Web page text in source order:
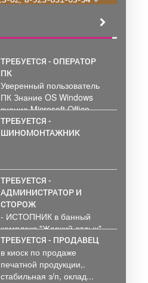
ТРЕБУЕТСЯ - ОПЕРАТОР
ПК
Уверенный пользователь
ПК Знание OS Windows
знание Microsoft Office .
Обработка и...
ТРЕБУЕТСЯ -
ШИНОМОНТАЖНИК
ТРЕБУЕТСЯ -
АДМИНИСТРАТОР И
СТОРОЖ
- ИСТОПНИК в банный
комплекс "Жаркий отдых"
Администрирование и
тех....
ТРЕБУЕТСЯ - ПРОДАВЕЦ
в киоск по продаже
печатной продукции,.
стабильная з/п, оклад...